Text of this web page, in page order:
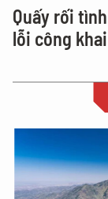
Quấy rối
lỗi công khai